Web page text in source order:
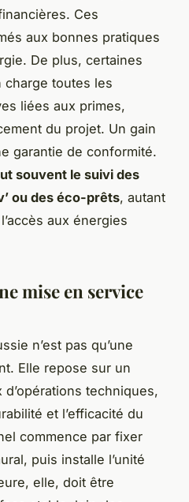
Ces
aux bonnes pratiques
De plus, certaines
toutes les
liées aux primes,
du projet. Un gain
garantie de conformité.
souvent le suivi des
ou des éco-prêts, autant
aux énergies
mise en service
n’est pas qu’une
Elle repose sur un
techniques,
et l’efficacité du
commence par fixer
puis installe l’unité
elle, doit être